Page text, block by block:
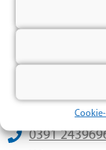
Klicken Sie auf
0391